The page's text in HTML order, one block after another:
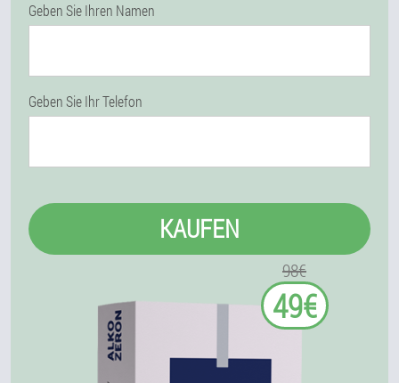
Geben Sie Ihren Namen
Geben Sie Ihr Telefon
KAUFEN
98€
49€